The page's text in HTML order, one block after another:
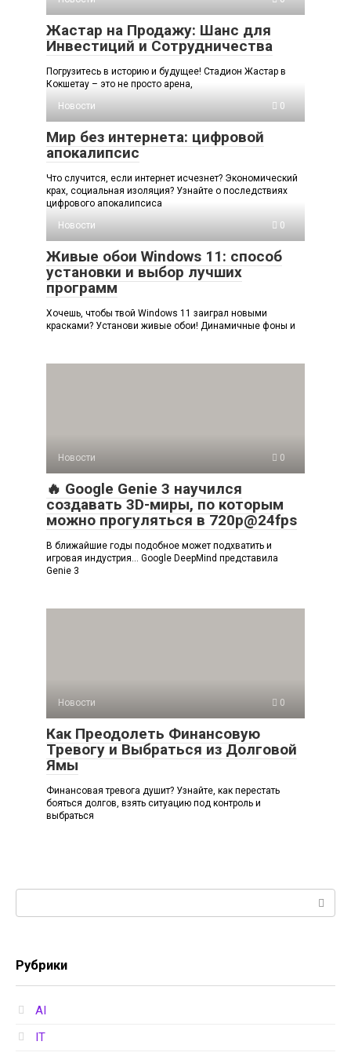
Жастар на Продажу: Шанс для
Инвестиций и Сотрудничества
Погрузитесь в историю и будущее! Стадион Жастар в
Кокшетау – это не просто арена,
Новости
0
Мир без интернета: цифровой
апокалипсис
Что случится, если интернет исчезнет? Экономический
крах, социальная изоляция? Узнайте о последствиях
цифрового апокалипсиса
Новости
0
Живые обои Windows 11: способ
установки и выбор лучших
программ
Хочешь, чтобы твой Windows 11 заиграл новыми
красками? Установи живые обои! Динамичные фоны и
Новости 0
🔥 Google Genie 3 научился
создавать 3D-миры, по которым
можно прогуляться в 720p@24fps
В ближайшие годы подобное может подхватить и
игровая индустрия… Google DeepMind представила
Genie 3
Новости 0
Как Преодолеть Финансовую
Тревогу и Выбраться из Долговой
Ямы
Финансовая тревога душит? Узнайте, как перестать
бояться долгов, взять ситуацию под контроль и
выбраться
Рубрики
AI
IT